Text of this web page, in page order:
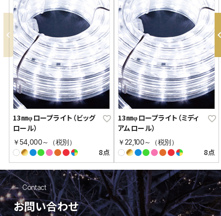
13㎜φロープライト（ビッグ
ロール）
￥54,000～（税別）
8点
13㎜φロープライト（ミディ
アムロール）
￥22,100～（税別）
8点
Contact
お問い合わせ